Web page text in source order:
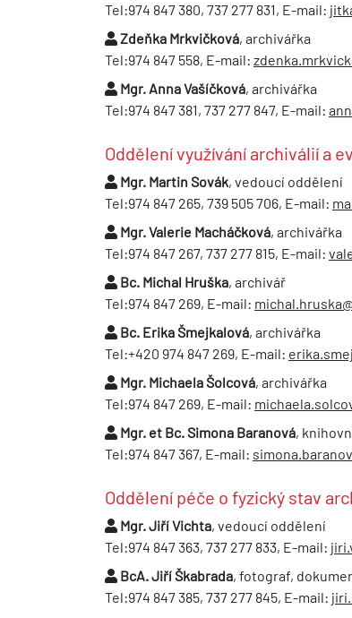
Tel:974 847 380, 737 277 831, E-mail:
Zdeňka Mrkvičková, archivářka
Tel:974 847 558, E-mail:
Mgr. Anna Vašíčková, archivářka
Tel:974 847 381, 737 277 847, E-mail:
Oddělení využívání archiválií a
Mgr. Martin Sovák, vedoucí oddělení
Tel:974 847 265, 739 505 706, E-mail:
Mgr. Valerie Macháčková, archivářka
Tel:974 847 267, 737 277 815, E-mail:
Bc. Michal Hruška, archivář
Tel:974 847 269, E-mail:
Bc. Erika Šmejkalová, archivářka
Tel:+420 974 847 269, E-mail:
Mgr. Michaela Šolcová, archivářka
Tel:974 847 269, E-mail:
Mgr. et Bc. Simona Baranová,
Tel:974 847 367, E-mail:
Oddělení péče o fyzický stav
Mgr. Jiří Vichta, vedoucí oddělení
Tel:974 847 363, 737 277 833, E-mail:
BcA. Jiří Škabrada, fotograf,
Tel:974 847 385, 737 277 845, E-mail: